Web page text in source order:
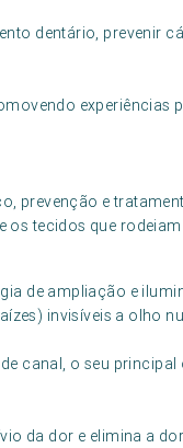
dentário, prevenir
experiências
prevenção e
os tecidos que rodeiam
de ampliação e
invisíveis a olho
canal, o seu principal
da dor e elimina a